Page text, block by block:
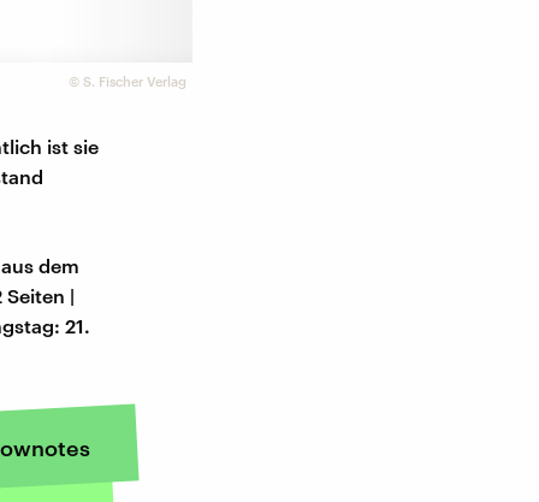
© S. Fischer Verlag
ist sie
dem
Seiten |
21.